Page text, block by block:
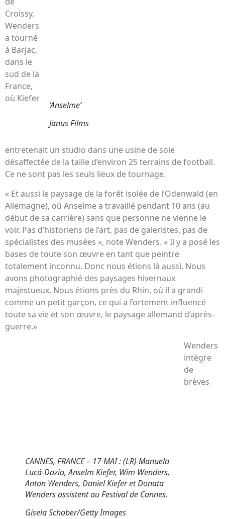
‘Anselme’
Janus Films
Croissy,
Wenders
a tourné
à Barjac,
dans le
sud de la
France,
où Kiefer
entretenait un studio dans une usine de soie
désaffectée de la taille d’environ 25 terrains de football.
Ce ne sont pas les seuls lieux de tournage.
« Et aussi le paysage de la forêt isolée de l’Odenwald (en
Allemagne), où Anselme a travaillé pendant 10 ans (au
début de sa carrière) sans que personne ne vienne le
voir. Pas d’historiens de l’art, pas de galeristes, pas de
spécialistes des musées », note Wenders. « Il y a posé les
bases de toute son œuvre en tant que peintre
totalement inconnu. Donc nous étions là aussi. Nous
avons photographié des paysages hivernaux
majestueux. Nous étions près du Rhin, où il a grandi
comme un petit garçon, ce qui a fortement influencé
toute sa vie et son œuvre, le paysage allemand d’après-
guerre.»
CANNES, FRANCE – 17 MAI : (LR) Manuela
Lucá-Dazio, Anselm Kiefer, Wim Wenders,
Anton Wenders, Daniel Kiefer et Donata
Wenders assistent au Festival de Cannes.
Gisela Schober/Getty Images
Wenders
intègre
de
brèves